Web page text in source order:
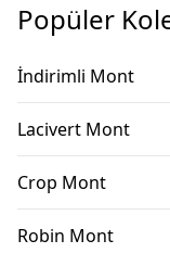
Popüler
İndirimli Mont
Lacivert Mont
Crop Mont
Robin Mont